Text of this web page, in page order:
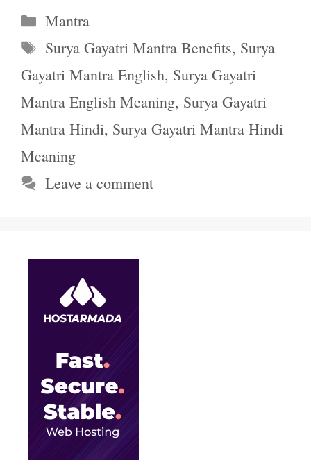
Categories
Mantra
Tags
Surya Gayatri Mantra Benefits, Surya
Gayatri Mantra English, Surya Gayatri
Mantra English Meaning, Surya Gayatri
Mantra Hindi, Surya Gayatri Mantra Hindi
Meaning
Leave a comment